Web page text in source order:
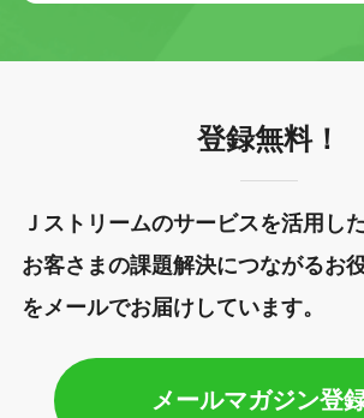
登録無料！
Ｊストリームのサービスを活用し
お客さまの課題解決につながるお
をメールでお届けしています。
メールマガジン登